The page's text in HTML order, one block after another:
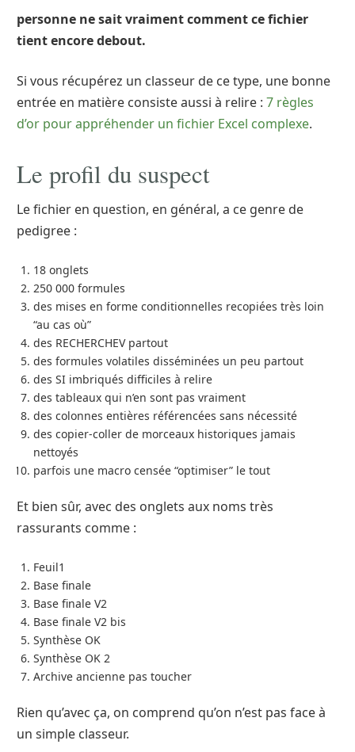
personne ne sait vraiment comment ce fichier
tient encore debout.
Si vous récupérez un classeur de ce type, une bonne
entrée en matière consiste aussi à relire : 7 règles
d’or pour appréhender un fichier Excel complexe.
Le profil du suspect
Le fichier en question, en général, a ce genre de
pedigree :
18 onglets
250 000 formules
des mises en forme conditionnelles recopiées très loin
“au cas où”
des RECHERCHEV partout
des formules volatiles disséminées un peu partout
des SI imbriqués difficiles à relire
des tableaux qui n’en sont pas vraiment
des colonnes entières référencées sans nécessité
des copier-coller de morceaux historiques jamais
nettoyés
parfois une macro censée “optimiser” le tout
Et bien sûr, avec des onglets aux noms très
rassurants comme :
Feuil1
Base finale
Base finale V2
Base finale V2 bis
Synthèse OK
Synthèse OK 2
Archive ancienne pas toucher
Rien qu’avec ça, on comprend qu’on n’est pas face à
un simple classeur.